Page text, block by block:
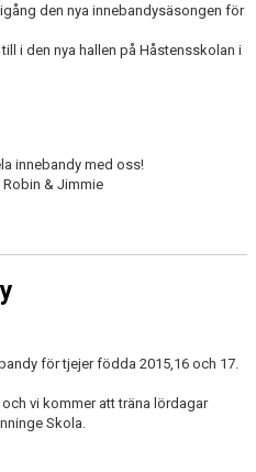
den nya innebandysäsongen för
i den nya hallen på Håstensskolan i
innebandy med oss!
Robin & Jimmie
för tjejer födda 2015,16 och 17.
vi kommer att träna lördagar
Skola.